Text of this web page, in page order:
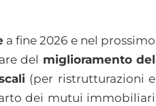
a fine 2026 e nel prossimo
del miglioramento del
(per ristrutturazioni e
dei mutui immobiliari